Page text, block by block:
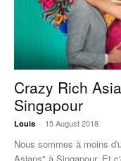
Crazy Rich
Singapour
Louis - 15 August 2018
Nous sommes à moins